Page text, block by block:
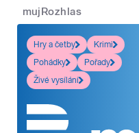
mujRozhlas
Hry a četby
Krimi
Pohádky
Pořady
Živé vysílání